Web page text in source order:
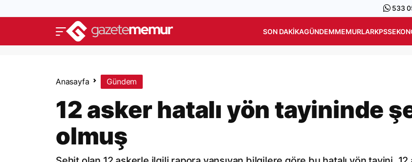
533
SON DAKIKAGÜNDEMMEMURLARKPSS
Anasayfa Gündem
12 asker hatalı yön tayininde
olmuş